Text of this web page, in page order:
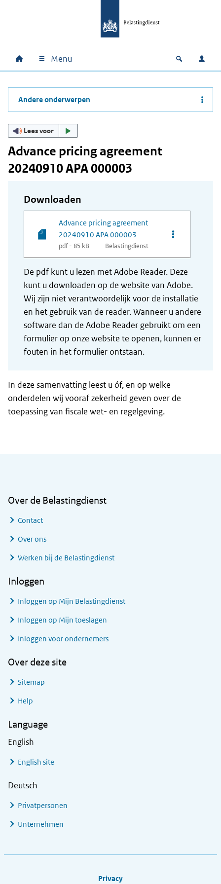
Hoofdnavigatie
Home Menu Open
Andere onderwerpen
Lees voor
Advance pricing agreement
20240910 APA 000003
Downloaden
Advance pricing agreement
20240910 APA 000003
pdf - 85 kB Belastingdienst
Opties van
De pdf kunt u lezen met Adobe Reader. Deze
kunt u downloaden op de website van Adobe.
Wij zijn niet verantwoordelijk voor de installatie
en het gebruik van de reader. Wanneer u andere
software dan de Adobe Reader gebruikt om een
formulier op onze website te openen, kunnen er
fouten in het formulier ontstaan.
In deze samenvatting leest u óf, en op welke
onderdelen wij vooraf zekerheid geven over de
toepassing van fiscale wet- en regelgeving.
Over de Belastingdienst
Contact
Over ons
Werken bij de Belastingdienst
Inloggen
Inloggen op Mijn Belastingdienst
Inloggen op Mijn toeslagen
Inloggen voor ondernemers
Over deze site
Sitemap
Help
Language
English
English site
Deutsch
Privatpersonen
Unternehmen
Privacy